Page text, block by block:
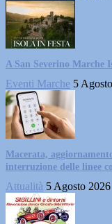
A San Severino Marche
Eventi Marche 5
Macerata,
interruzione delle linee
Attualità 5 Agosto 2026